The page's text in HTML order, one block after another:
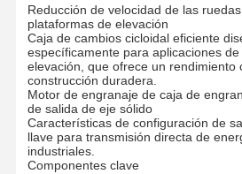
Reducción de velocidad de las
plataformas de elevación
Caja de cambios cicloidal eficiente
específicamente para aplicaciones
elevación, que ofrece un rendimiento
construcción duradera.
Motor de engranaje de caja de
de salida de eje sólido
Características de configuración de
llave para transmisión directa de
industriales.
Componentes clave